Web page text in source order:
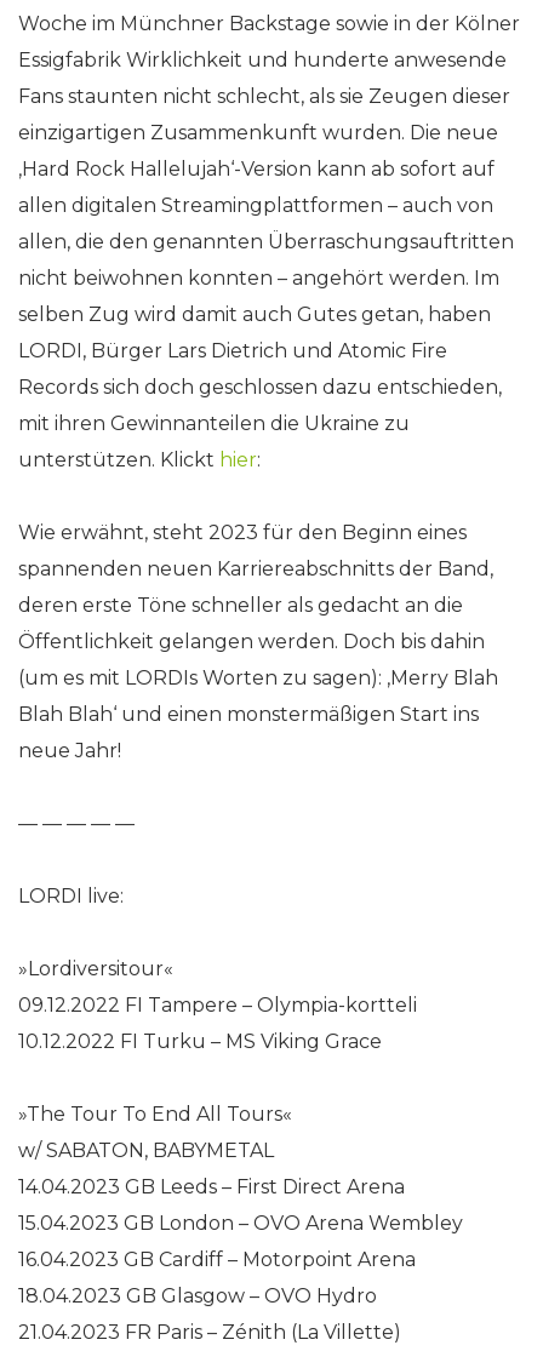
Woche im Münchner Backstage sowie in der Kölner
Essigfabrik Wirklichkeit und hunderte anwesende
Fans staunten nicht schlecht, als sie Zeugen dieser
einzigartigen Zusammenkunft wurden. Die neue
‚Hard Rock Hallelujah‘-Version kann ab sofort auf
allen digitalen Streamingplattformen – auch von
allen, die den genannten Überraschungsauftritten
nicht beiwohnen konnten – angehört werden. Im
selben Zug wird damit auch Gutes getan, haben
LORDI, Bürger Lars Dietrich und Atomic Fire
Records sich doch geschlossen dazu entschieden,
mit ihren Gewinnanteilen die Ukraine zu
unterstützen. Klickt hier:
Wie erwähnt, steht 2023 für den Beginn eines
spannenden neuen Karriereabschnitts der Band,
deren erste Töne schneller als gedacht an die
Öffentlichkeit gelangen werden. Doch bis dahin
(um es mit LORDIs Worten zu sagen): ‚Merry Blah
Blah Blah‘ und einen monstermäßigen Start ins
neue Jahr!
— — — — —
LORDI live:
»Lordiversitour«
09.12.2022 FI Tampere – Olympia-kortteli
10.12.2022 FI Turku – MS Viking Grace
»The Tour To End All Tours«
w/ SABATON, BABYMETAL
14.04.2023 GB Leeds – First Direct Arena
15.04.2023 GB London – OVO Arena Wembley
16.04.2023 GB Cardiff – Motorpoint Arena
18.04.2023 GB Glasgow – OVO Hydro
21.04.2023 FR Paris – Zénith (La Villette)